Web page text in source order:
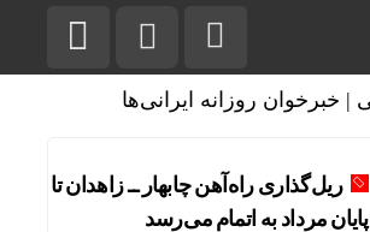
ریل‌گذاری راه‌آهن چابهار ــ زاهدان تا
پایان مرداد به اتمام می‌رسد